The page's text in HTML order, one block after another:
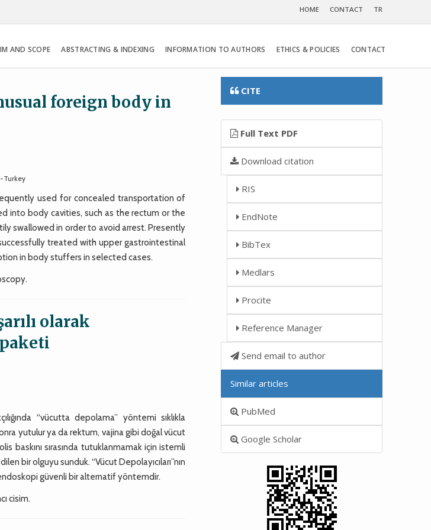
HOME CONTACT TR
AND SCOPE ABSTRACTING & INDEXING INFORMATION TO AUTHORS ETHICS & POLICIES CONTACT
foreign body in
Turkey
used for concealed transportation of
into body cavities, such as the rectum or the
swallowed in order to avoid arrest. Presently
treated with upper gastrointestinal
in body stuffers in selected cases.
olarak
“vücutta depolama” yöntemi sıklıkla
yutulur ya da rektum, vajina gibi doğal vücut
baskını sırasında tutuklanmamak için istemli
bir olguyu sunduk. “Vücut Depolayıcıları”nın
güvenli bir alternatif yöntemdir.
cisim.
CITE
Full Text PDF
Download citation
RIS
EndNote
BibTex
Medlars
Procite
Reference Manager
Send email to author
Similar articles
PubMed
Google Scholar